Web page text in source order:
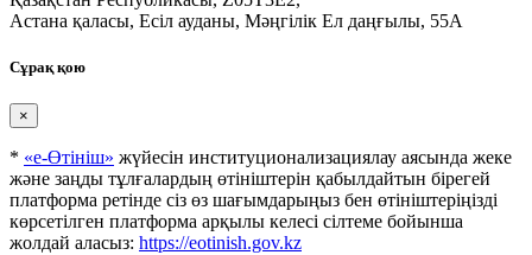
Астана қаласы, Есіл ауданы, Мәңгілік Ел даңғылы, 55А
Сұрақ қою
×
* «е-Өтініш» жүйесін институционализациялау аясында жеке
және заңды тұлғалардың өтініштерін қабылдайтын бірегей
платформа ретінде сіз өз шағымдарыңыз бен өтініштеріңізді
көрсетілген платформа арқылы келесі сілтеме бойынша
жолдай аласыз: https://eotinish.gov.kz